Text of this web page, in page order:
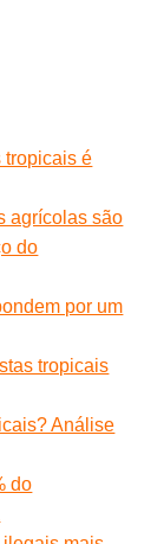
tropicais é
agrícolas são
do
por um
tropicais
Análise
do